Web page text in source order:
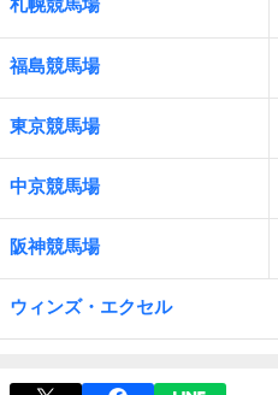
札幌競馬場
福島競馬場
東京競馬場
中京競馬場
阪神競馬場
ウィンズ・エクセル